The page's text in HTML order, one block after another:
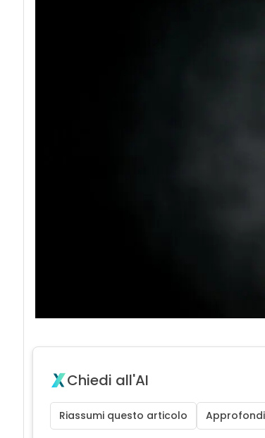
Chiedi all'AI
Riassumi questo articolo